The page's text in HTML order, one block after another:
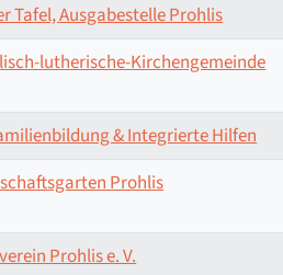
Tafel, Ausgabestelle Prohlis
lutherische-Kirchengemeinde
& Integrierte Hilfen
Prohlis
Prohlis e. V.